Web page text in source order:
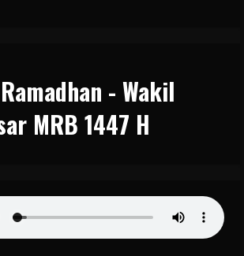
- Wakil
MRB 1447 H